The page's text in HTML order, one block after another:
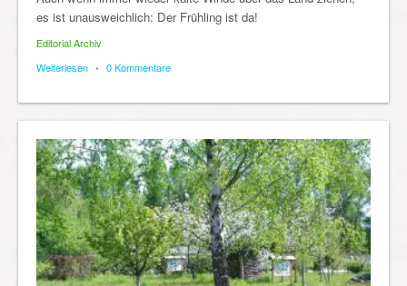
es ist unausweichlich: Der Frühling ist da!
Editorial Archiv
Weiterlesen • 0 Kommentare